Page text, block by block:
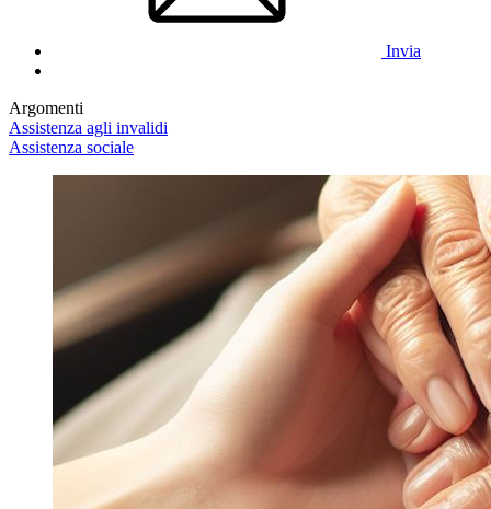
Invia
Argomenti
Assistenza agli invalidi
Assistenza sociale